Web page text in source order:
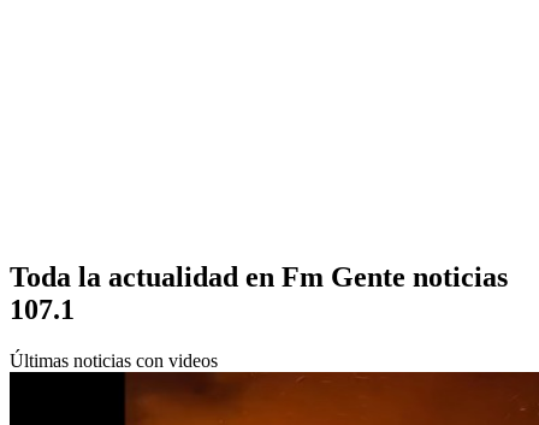
Toda la actualidad en Fm Gente noticias
107.1
Últimas noticias con videos